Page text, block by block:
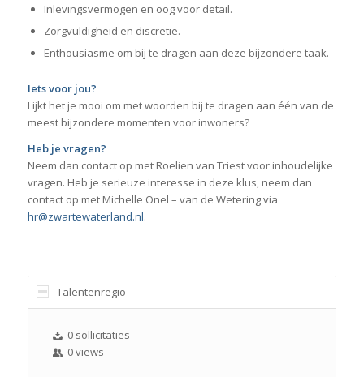
Inlevingsvermogen en oog voor detail.
Zorgvuldigheid en discretie.
Enthousiasme om bij te dragen aan deze bijzondere taak.
Iets voor jou?
Lijkt het je mooi om met woorden bij te dragen aan één van de
meest bijzondere momenten voor inwoners?
Heb je vragen?
Neem dan contact op met Roelien van Triest voor inhoudelijke
vragen. Heb je serieuze interesse in deze klus, neem dan
contact op met Michelle Onel – van de Wetering via
hr@zwartewaterland.nl.
Talentenregio
0 sollicitaties
0 views